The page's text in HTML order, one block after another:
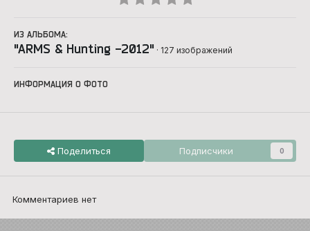
ИЗ АЛЬБОМА:
"ARMS & Hunting -2012" · 127 изображений
ИНФОРМАЦИЯ О ФОТО
Поделиться Подписчики 0
Комментариев нет